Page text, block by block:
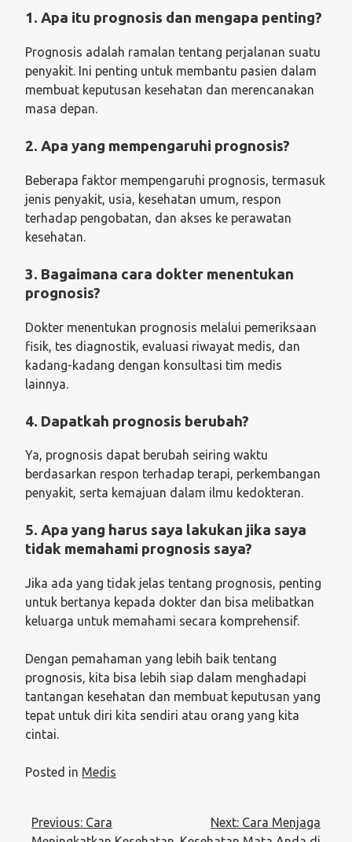
1. Apa itu prognosis dan mengapa penting?
Prognosis adalah ramalan tentang perjalanan suatu
penyakit. Ini penting untuk membantu pasien dalam
membuat keputusan kesehatan dan merencanakan
masa depan.
2. Apa yang mempengaruhi prognosis?
Beberapa faktor mempengaruhi prognosis, termasuk
jenis penyakit, usia, kesehatan umum, respon
terhadap pengobatan, dan akses ke perawatan
kesehatan.
3. Bagaimana cara dokter menentukan
prognosis?
Dokter menentukan prognosis melalui pemeriksaan
fisik, tes diagnostik, evaluasi riwayat medis, dan
kadang-kadang dengan konsultasi tim medis
lainnya.
4. Dapatkah prognosis berubah?
Ya, prognosis dapat berubah seiring waktu
berdasarkan respon terhadap terapi, perkembangan
penyakit, serta kemajuan dalam ilmu kedokteran.
5. Apa yang harus saya lakukan jika saya
tidak memahami prognosis saya?
Jika ada yang tidak jelas tentang prognosis, penting
untuk bertanya kepada dokter dan bisa melibatkan
keluarga untuk memahami secara komprehensif.
Dengan pemahaman yang lebih baik tentang
prognosis, kita bisa lebih siap dalam menghadapi
tantangan kesehatan dan membuat keputusan yang
tepat untuk diri kita sendiri atau orang yang kita
cintai.
Posted in Medis
Post
navigation
Previous: Cara
Next: Cara Menjaga